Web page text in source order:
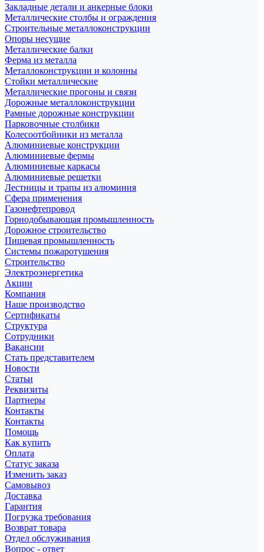
Закладные детали и анкерные блоки
Металлические столбы и ограждения
Строительные металлоконструкции
Опоры несущие
Металлические балки
Ферма из металла
Металлоконструкции и колонны
Стойки металлические
Металлические прогоны и связи
Дорожные металлоконструкции
Рамные дорожные конструкции
Парковочные столбики
Колесоотбойники из металла
Алюминиевые конструкции
Алюминиевые фермы
Алюминиевые каркасы
Алюминиевые решетки
Лестницы и трапы из алюминия
Сфера применения
Газонефтепровод
Горнодобывающая промышленность
Дорожное строительство
Пищевая промышленность
Системы пожаротушения
Строительство
Электроэнергетика
Акции
Компания
Наше производство
Сертификаты
Структура
Сотрудники
Вакансии
Стать представителем
Новости
Статьи
Реквизиты
Партнеры
Контакты
Контакты
Помощь
Как купить
Оплата
Статус заказа
Изменить заказ
Самовывоз
Доставка
Гарантия
Погрузка требования
Возврат товара
Отдел обслуживания
Вопрос - ответ